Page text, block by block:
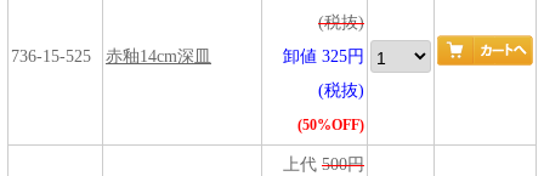
736-15-525 赤釉14cm深皿
(税抜)
卸値 325円
(税抜)
(50%OFF)
上代 500円